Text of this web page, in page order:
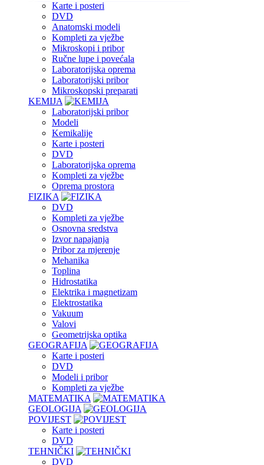
Karte i posteri
DVD
Anatomski modeli
Kompleti za vježbe
Mikroskopi i pribor
Ručne lupe i povećala
Laboratorijska oprema
Laboratorijski pribor
Mikroskopski preparati
KEMIJA
Laboratorijski pribor
Modeli
Kemikalije
Karte i posteri
DVD
Laboratorijska oprema
Kompleti za vježbe
Oprema prostora
FIZIKA
DVD
Kompleti za vježbe
Osnovna sredstva
Izvor napajanja
Pribor za mjerenje
Mehanika
Toplina
Hidrostatika
Elektrika i magnetizam
Elektrostatika
Vakuum
Valovi
Geometrijska optika
GEOGRAFIJA
Karte i posteri
DVD
Modeli i pribor
Kompleti za vježbe
MATEMATIKA
GEOLOGIJA
POVIJEST
Karte i posteri
DVD
TEHNIČKI
DVD